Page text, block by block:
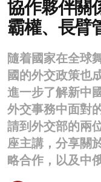
商業
科技
影片
名家榜
灼見活動
關於我們
協作夥伴關
霸權、長臂
隨着國家在全球
國的外交政策也
進一步了解新中
外交事務中面對
請到外交部的兩
座主講，分享關
略合作，以及中